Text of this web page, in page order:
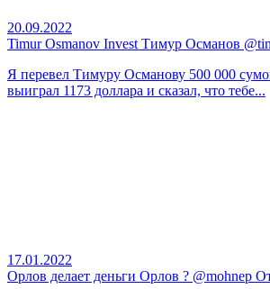
20.09.2022
Timur Osmanov Invest Тимур Османов
Я перевел Тимуру Османову 500 000
выиграл 1173 доллара и сказал, что тебе...
17.01.2022
Орлов делает деньги Орлов ? @mohnep